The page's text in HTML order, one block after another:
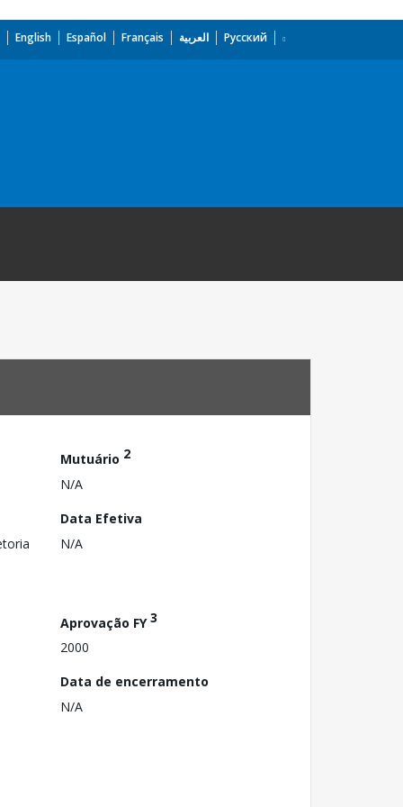
English Español Français العربية Русский
Mutuário 2
N/A
Data Efetiva
N/A
Aprovação FY3
2000
Data de encerramento
N/A